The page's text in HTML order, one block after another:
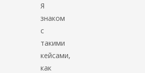
Я
знаком
с
такими
кейсами,
как